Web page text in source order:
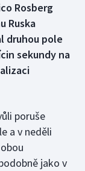
Rosberg
Ruska
druhou pole
sekundy na
poruše
a v neděli
jako v